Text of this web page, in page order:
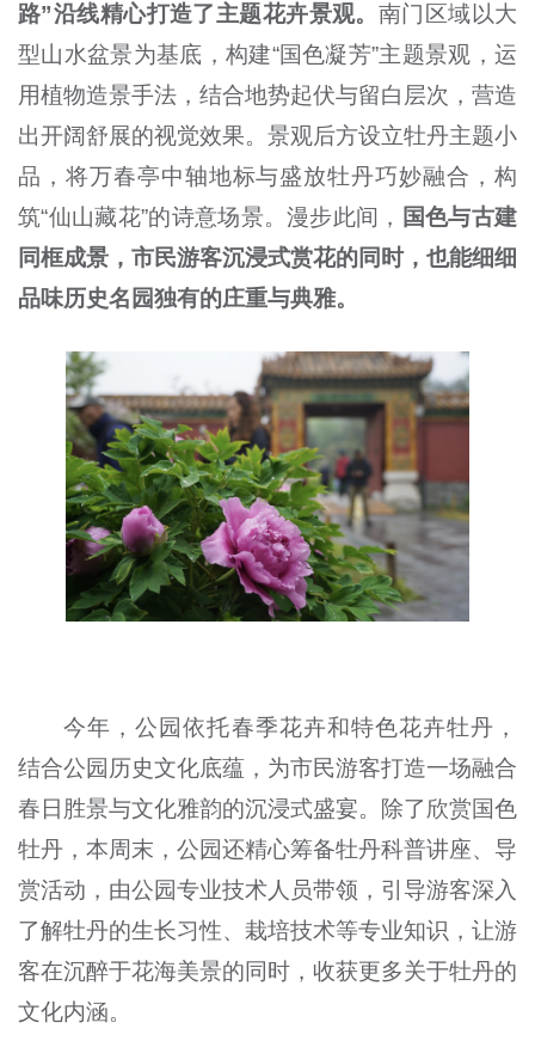
路”沿线精心打造了主题花卉景观。 南门区域以大
型山水盆景为基底，构建“国色凝芳”主题景观，运
用植物造景手法，结合地势起伏与留白层次，营造
出开阔舒展的视觉效果。景观后方设立牡丹主题小
品，将万春亭中轴地标与盛放牡丹巧妙融合，构
筑“仙山藏花”的诗意场景。漫步此间， 国色与古建
同框成景，市民游客沉浸式赏花的同时，也能细细
品味历史名园独有的庄重与典雅。
今年，公园依托春季花卉和特色花卉牡丹，
结合公园历史文化底蕴，为市民游客打造一场融合
春日胜景与文化雅韵的沉浸式盛宴。除了欣赏国色
牡丹，本周末，公园还精心筹备牡丹科普讲座、导
赏活动，由公园专业技术人员带领，引导游客深入
了解牡丹的生长习性、栽培技术等专业知识，让游
客在沉醉于花海美景的同时，收获更多关于牡丹的
文化内涵。